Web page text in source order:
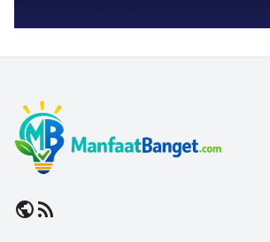
publicrss_feed